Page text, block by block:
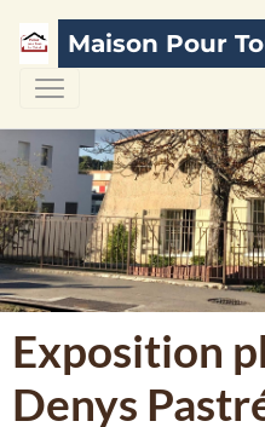
Maison Pour
Exposition
Denys